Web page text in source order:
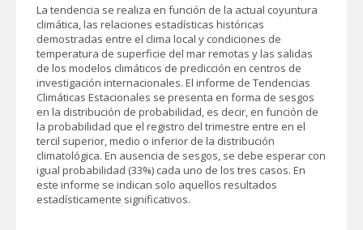
La tendencia se realiza en función de la actual coyuntura
climática, las relaciones estadísticas históricas
demostradas entre el clima local y condiciones de
temperatura de superficie del mar remotas y las salidas
de los modelos climáticos de predicción en centros de
investigación internacionales. El informe de Tendencias
Climáticas Estacionales se presenta en forma de sesgos
en la distribución de probabilidad, es decir, en función de
la probabilidad que el registro del trimestre entre en el
tercil superior, medio o inferior de la distribución
climatológica. En ausencia de sesgos, se debe esperar con
igual probabilidad (33%) cada uno de los tres casos. En
este informe se indican solo aquellos resultados
estadísticamente significativos.